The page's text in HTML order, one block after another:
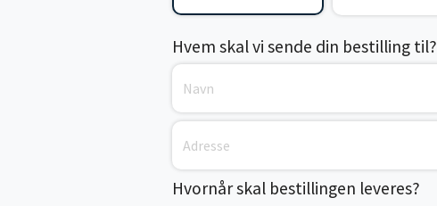
Hvem skal vi sende din bestilling til?
Hvornår skal bestillingen leveres?